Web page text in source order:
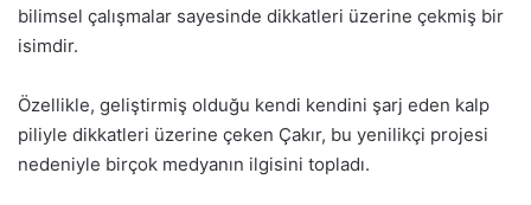
bilimsel çalışmalar sayesinde dikkatleri üzerine çekmiş bir
isimdir.
Özellikle, geliştirmiş olduğu kendi kendini şarj eden kalp
piliyle dikkatleri üzerine çeken Çakır, bu yenilikçi projesi
nedeniyle birçok medyanın ilgisini topladı.